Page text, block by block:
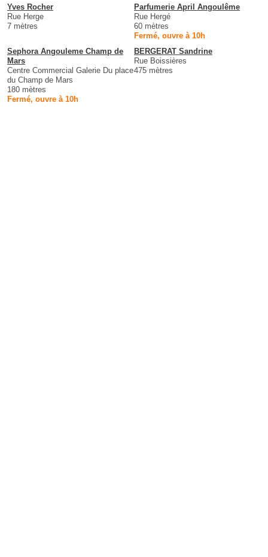
Yves Rocher
Rue Herge
7 mètres
Parfumerie April Angoulême
Rue Hergé
60 mètres
Fermé, ouvre à 10h
Sephora Angouleme Champ de
Mars
Centre Commercial Galerie Du place
du Champ de Mars
180 mètres
Fermé, ouvre à 10h
BERGERAT Sandrine
Rue Boissières
475 mètres